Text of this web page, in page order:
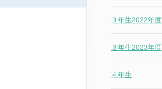
３年生2022年度
３年生2023年度
４年生